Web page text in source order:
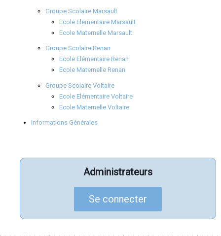
Groupe Scolaire Marsault
Ecole Elementaire Marsault
Ecole Maternelle Marsault
Groupe Scolaire Renan
Ecole Elémentaire Renan
Ecole Maternelle Renan
Groupe Scolaire Voltaire
Ecole Elémentaire Voltaire
Ecole Maternelle Voltaire
Informations Générales
Administrateurs
Se connecter